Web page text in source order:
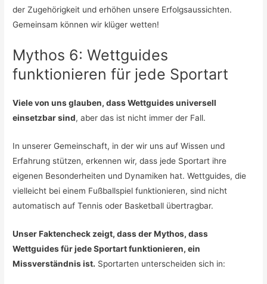
der Zugehörigkeit und erhöhen unsere Erfolgsaussichten.
Gemeinsam können wir klüger wetten!
Mythos 6: Wettguides
funktionieren für jede Sportart
Viele von uns glauben, dass Wettguides universell
einsetzbar sind, aber das ist nicht immer der Fall.
In unserer Gemeinschaft, in der wir uns auf Wissen und
Erfahrung stützen, erkennen wir, dass jede Sportart ihre
eigenen Besonderheiten und Dynamiken hat. Wettguides, die
vielleicht bei einem Fußballspiel funktionieren, sind nicht
automatisch auf Tennis oder Basketball übertragbar.
Unser Faktencheck zeigt, dass der Mythos, dass
Wettguides für jede Sportart funktionieren, ein
Missverständnis ist. Sportarten unterscheiden sich in: